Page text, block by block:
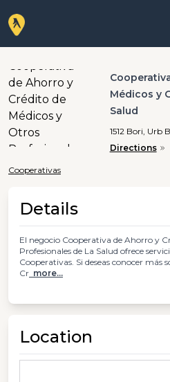
Médicos y
Salud
1512 Bori, Urb
Directions
Cooperativas
Details
El negocio Cooperativa de Ahorro y
Profesionales de La Salud ofrece
Cooperativas. Si deseas conocer más
Cr more...
Location